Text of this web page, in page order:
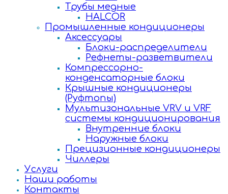
Трубы медные
HALCOR
Промышленные кондиционеры
Аксессуары
Блоки-распределители
Рефнеты-разветвители
Компрессорно-
конденсаторные блоки
Крышные кондиционеры
(Руфтопы)
Мультизональные VRV и VRF
системы кондиционирования
Внутренние блоки
Наружные блоки
Прецизионные кондиционеры
Чиллеры
Услуги
Наши работы
Контакты